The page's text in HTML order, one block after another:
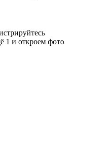
1 и откроем фото